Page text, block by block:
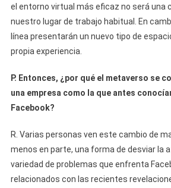
el entorno virtual más eficaz no será una
nuestro lugar de trabajo habitual. En
línea presentarán un nuevo tipo de
propia experiencia.
P. Entonces, ¿por qué el metaverso se
una empresa como la que antes
Facebook?
R. Varias personas ven este cambio de
menos en parte, una forma de desviar la
variedad de problemas que enfrenta
relacionados con las recientes